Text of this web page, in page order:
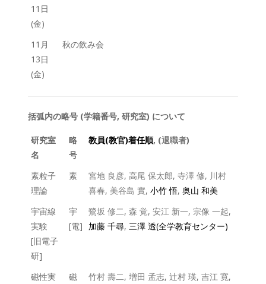
11日
(金)
11月
13日
(金)
秋の飲み会
括弧内の略号 (学籍番号, 研究室) について
研究室
名
略
号
教員(教官)着任順, (退職者)
素粒子
理論
素 宮地 良彦, 高尾 保太郎,寺澤 修, 川村
喜春, 美谷島 實,小竹 悟,奥山 和美
宇宙線
実験
[旧電子
研]
宇
[電]
鷺坂 修二,森 覚,安江 新一, 宗像 一起,
加藤 千尋,三澤 透(全学教育センター)
磁性実
磁
竹村 壽二,増田 孟志,辻村 瑛,吉江 寛,